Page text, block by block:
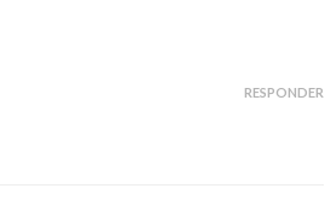
RESPONDER